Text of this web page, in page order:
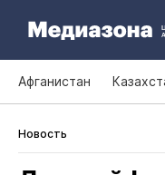
Афганистан
Новость